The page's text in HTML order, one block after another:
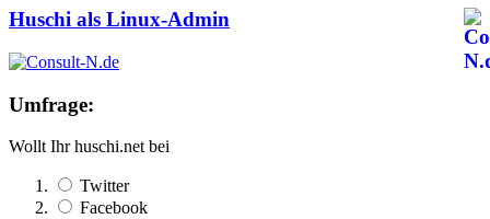
Huschi als Linux-Admin
Umfrage:
Wollt Ihr huschi.net bei
Twitter
Facebook